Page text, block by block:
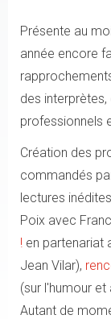
Présente au
année encore
des
professionnels
Création des
commandés
lectures
Poix avec
! en partenariat
Jean Vilar),
(sur l'humour
Autant de